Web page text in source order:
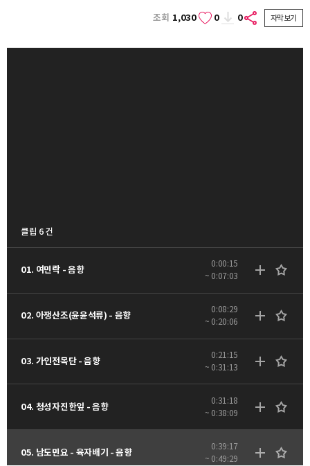
조회 1,030 0 0 자막보기
클립 6 건
01. 여민락 - 음향
0:00:15
~ 0:07:03
02. 아쟁산조(윤윤석류) - 음향
0:08:29
~ 0:20:06
03. 가인전목단 - 음향
0:21:15
~ 0:31:13
04. 청성자진한잎 - 음향
0:31:18
~ 0:38:09
05. 남도민요 - 육자배기 - 음향
0:39:17
~ 0:49:29